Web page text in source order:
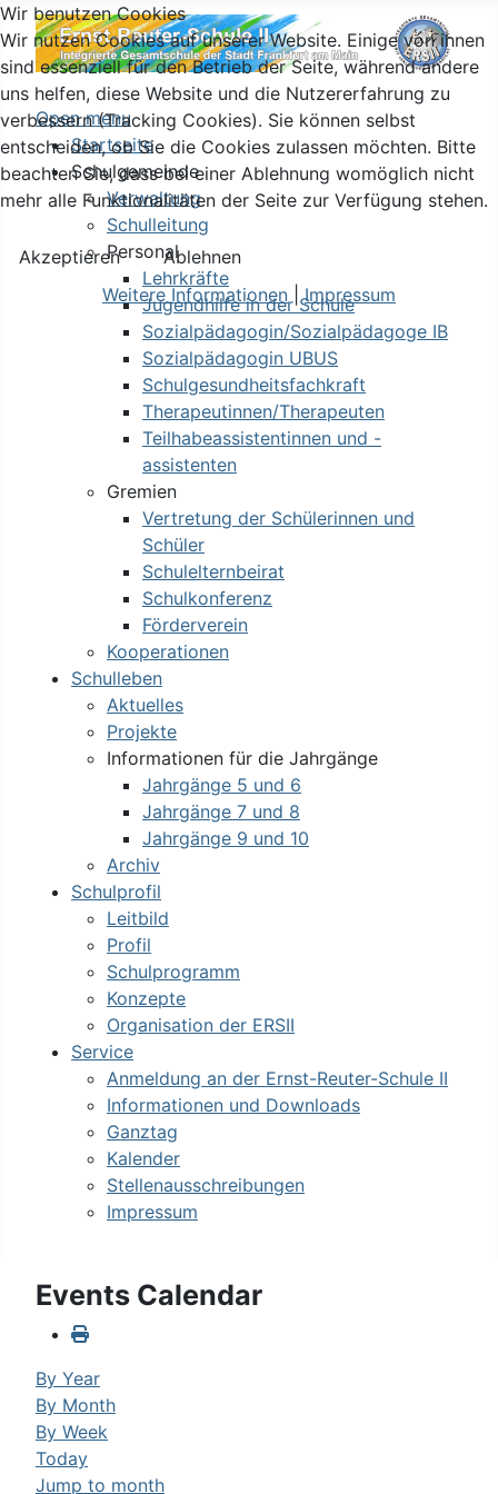
Open menu
Startseite
Schulgemeinde
Verwaltung
Schulleitung
Personal
Lehrkräfte
Jugendhilfe in der Schule
Sozialpädagogin/Sozialpädagoge IB
Sozialpädagogin UBUS
Schulgesundheitsfachkraft
Therapeutinnen/Therapeuten
Teilhabeassistentinnen und -
assistenten
Gremien
Vertretung der Schülerinnen und
Schüler
Schulelternbeirat
Schulkonferenz
Förderverein
Kooperationen
Schulleben
Aktuelles
Projekte
Informationen für die Jahrgänge
Jahrgänge 5 und 6
Jahrgänge 7 und 8
Jahrgänge 9 und 10
Archiv
Schulprofil
Leitbild
Profil
Schulprogramm
Konzepte
Organisation der ERSII
Service
Anmeldung an der Ernst-Reuter-Schule II
Informationen und Downloads
Ganztag
Kalender
Stellenausschreibungen
Impressum
Events Calendar
By Year
By Month
By Week
Today
Jump to month
Wir benutzen Cookies
Wir nutzen Cookies auf unserer Website. Einige von ihnen
sind essenziell für den Betrieb der Seite, während andere
uns helfen, diese Website und die Nutzererfahrung zu
verbessern (Tracking Cookies). Sie können selbst
entscheiden, ob Sie die Cookies zulassen möchten. Bitte
beachten Sie, dass bei einer Ablehnung womöglich nicht
mehr alle Funktionalitäten der Seite zur Verfügung stehen.
Akzeptieren
Ablehnen
Weitere Informationen |Impressum